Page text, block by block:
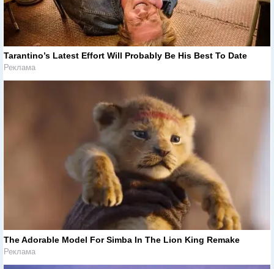
Tarantino’s Latest Effort Will Probably Be His Best To Date
Реклама
The Adorable Model For Simba In The Lion King Remake
Реклама